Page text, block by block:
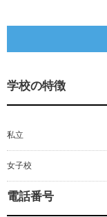
学校の特徴
私立
女子校
電話番号